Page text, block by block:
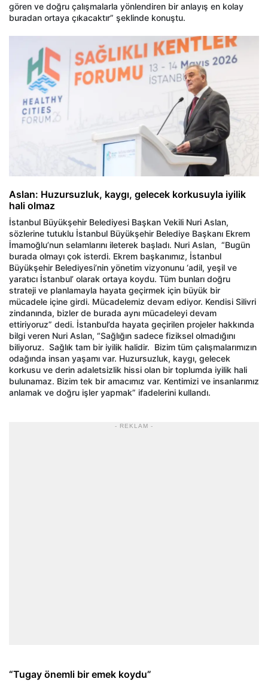
gören ve doğru çalışmalarla yönlendiren bir anlayış en kolay
buradan ortaya çıkacaktır” şeklinde konuştu.
Aslan: Huzursuzluk, kaygı, gelecek korkusuyla iyilik
hali olmaz
İstanbul Büyükşehir Belediyesi Başkan Vekili Nuri Aslan,
sözlerine tutuklu İstanbul Büyükşehir Belediye Başkanı Ekrem
İmamoğlu’nun selamlarını ileterek başladı. Nuri Aslan, “Bugün
burada olmayı çok isterdi. Ekrem başkanımız, İstanbul
Büyükşehir Belediyesi’nin yönetim vizyonunu ‘adil, yeşil ve
yaratıcı İstanbul’ olarak ortaya koydu. Tüm bunları doğru
strateji ve planlamayla hayata geçirmek için büyük bir
mücadele içine girdi. Mücadelemiz devam ediyor. Kendisi Silivri
zindanında, bizler de burada aynı mücadeleyi devam
ettiriyoruz” dedi. İstanbul’da hayata geçirilen projeler hakkında
bilgi veren Nuri Aslan, “Sağlığın sadece fiziksel olmadığını
biliyoruz. Sağlık tam bir iyilik halidir. Bizim tüm çalışmalarımızın
odağında insan yaşamı var. Huzursuzluk, kaygı, gelecek
korkusu ve derin adaletsizlik hissi olan bir toplumda iyilik hali
bulunamaz. Bizim tek bir amacımız var. Kentimizi ve insanlarımız
anlamak ve doğru işler yapmak” ifadelerini kullandı.
- REKLAM -
“Tugay önemli bir emek koydu”